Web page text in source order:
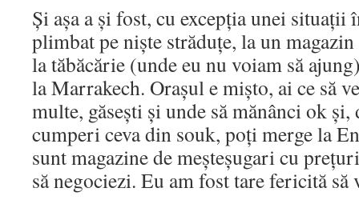
Și așa a și fost, cu excepția unei situații
plimbat pe niște străduțe, la un
la tăbăcărie (unde eu nu voiam să
la Marrakech. Orașul e mișto, ai ce să
multe, găsești și unde să mănânci ok și,
cumperi ceva din souk, poți merge la
sunt magazine de meșteșugari cu
să negociezi. Eu am fost tare fericită să